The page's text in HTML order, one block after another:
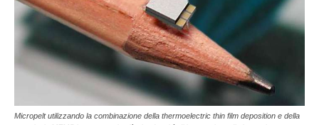
Micropelt utilizzando la combinazione della thermoelectric thin film deposition e della